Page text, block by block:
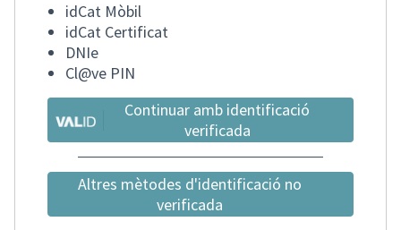
idCat Mòbil
idCat Certificat
DNIe
Cl@ve PIN
Continuar amb identificació
verificada
Altres mètodes d'identificació no
verificada